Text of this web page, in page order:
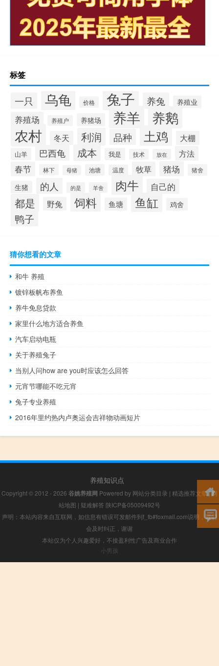
标签
一只 乌龟 价格 兔子 养兔 养殖业
养殖场 养殖户 养猪场 养羊 养鹅
农村 冬天 利润 品种 土鸡 大棚
山羊 巴西龟 成本 我是 技术 放在
方法
春节
林下 母猪 池塘 温度 牧草 猪场 猪舍
生猪 的人 的是 羊舍 肉牛 自己的
都是 野兔 饲料 鱼塘 鱼缸 鸡舍
鸭子
猜你想看的文章
和牛 养殖
镀锌板帆布养鱼
养牛免息贷款
家里什么地方适合养鱼
汽车启动电瓶
关于养殖兔子
当别人问how are you时应该怎么回答
元宵节哪能不吃元宵
兔子专业养殖
2016年里约热内卢奥运会吉祥物动画短片
养殖知识点
Copyright © 2012 - 2026 谷姚养殖网 Powered by 网站分类目录 | 精选推荐文章|网
站地图 | 疑难解答 陕ICP备05009492号
声明：本站内容来自互联网，如信息有错误可发邮件到f_fb#foxmail.com说明，我们
会及时纠正，谢谢
本站仅为个人兴趣爱好，不接盈利性广告及商业合作
小男孩